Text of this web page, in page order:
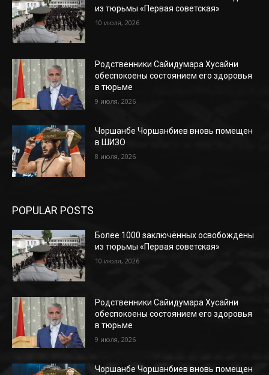
из тюрьмы «Первая советская»
10 июля, 2026
Родственники Сайидумара Хусайни
обеспокоены состоянием его здоровья
в тюрьме
9 июля, 2026
Чоршанбе Чоршанбиев вновь помещен
в ШИЗО
8 июля, 2026
POPULAR POSTS
Более 1000 заключённых освобождены
из тюрьмы «Первая советская»
10 июля, 2026
Родственники Сайидумара Хусайни
обеспокоены состоянием его здоровья
в тюрьме
9 июля, 2026
Чоршанбе Чоршанбиев вновь помещен